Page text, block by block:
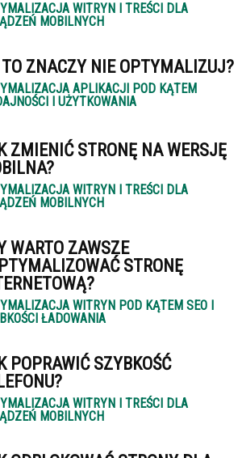
WITRYN I TREŚCI DLA
MOBILNYCH
TO ZNACZY NIE OPTYMALIZUJ?
APLIKACJI POD KĄTEM
I UŻYTKOWANIA
ZMIENIĆ STRONĘ NA WERSJĘ
WITRYN I TREŚCI DLA
MOBILNYCH
WARTO ZAWSZE
STRONĘ
WITRYN POD KĄTEM SEO I
ŁADOWANIA
POPRAWIĆ SZYBKOŚĆ
WITRYN I TREŚCI DLA
MOBILNYCH